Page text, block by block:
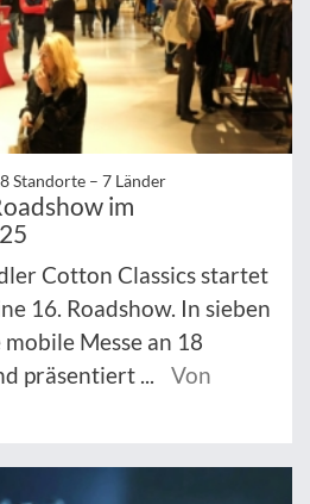
Standorte – 7 Länder
im
Cotton Classics startet
16. Roadshow. In sieben
Messe an 18
präsentiert ...
Von